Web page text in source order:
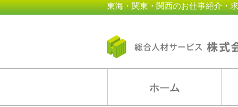
東海・関東・関西のお仕事紹介・